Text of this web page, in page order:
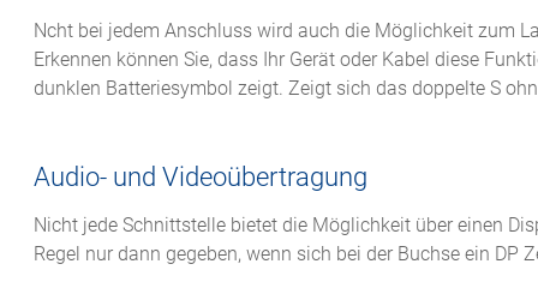
Ncht bei jedem Anschluss wird auch die Möglichkeit zum
Erkennen können Sie, dass Ihr Gerät oder Kabel diese
dunklen Batteriesymbol zeigt. Zeigt sich das doppelte S
Audio- und Videoübertragung
Nicht jede Schnittstelle bietet die Möglichkeit über einen
Regel nur dann gegeben, wenn sich bei der Buchse ein DP